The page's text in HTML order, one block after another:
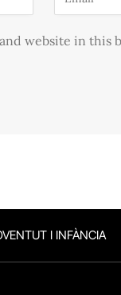
and website in
I INFÀNCIA